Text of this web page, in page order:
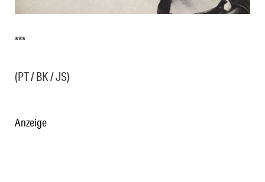
***
(PT / BK / JS)
Anzeige